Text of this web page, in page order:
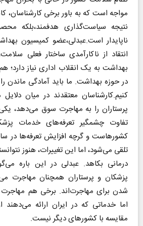
مواجه است که به باور برخی
نتیجه سیاست‌گذاری هدفمند،بلکه
ناپایدار است.عبدلی،عضو کمیسیون
انتقاد از ناکارآمدی ساختار فعلی
بهداشت به یک انقلاب اداری نیاز
در حوزه بهداشت. ما باید آمادگی ماندن
کنیم.کارشناسان معتقدند در میان
پرستاران را به مهاجرت سوق می‌دهد،
تفاوت چشمگیر تعرفه‌های خدمات
تلقی می‌شود، اما این تغییرات، هنوز
درمانی بکاهد. عبدلی در این باره
پزشکان و پرستاران همچنان مهاجرت
شدن برای مهاجرت‌اند. برخی هم مهاجرت
اما خدماتی که در ایران ارائه می‌دهند
مقایسه با کشورهای دیگر نیست.